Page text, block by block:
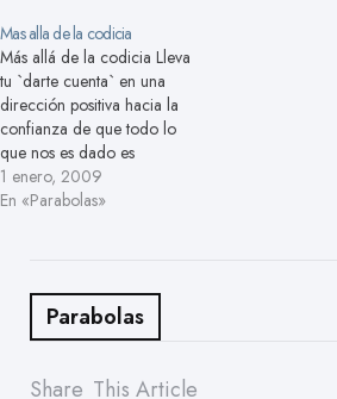
de esta ciudad? El anciano
le respondió con…
Mas alla de la codicia
Más allá de la codicia Lleva
tu `darte cuenta` en una
dirección positiva hacia la
confianza de que todo lo
que nos es dado es
totalmente bueno, y con esta
confianza permítete a ti
Tocando…
1 enero, 2009
En «Parabolas»
Parabolas
Share This Article